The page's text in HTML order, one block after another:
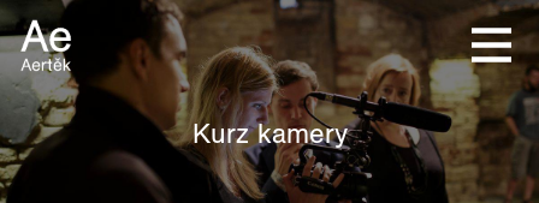
Kurz kamery